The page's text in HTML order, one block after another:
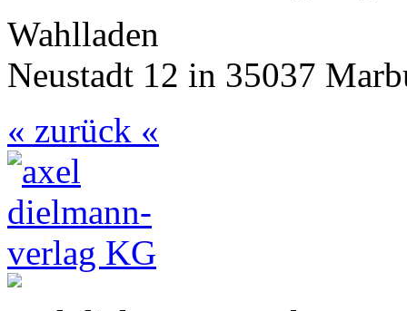
Wahlladen
Neustadt 12 in 35037
« zurück «